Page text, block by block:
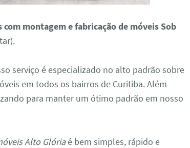
com montagem e fabricação de móveis Sob
serviço é especializado no alto padrão sobre
em todos os bairros de Curitiba. Além
para manter um ótimo padrão em nosso
Alto Glóriaé bem simples, rápido e